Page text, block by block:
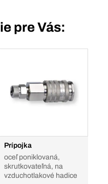
pre Vás:
Prípojka
oceľ poniklovaná,
skrutkovateľná, na
vzduchotlakové hadice